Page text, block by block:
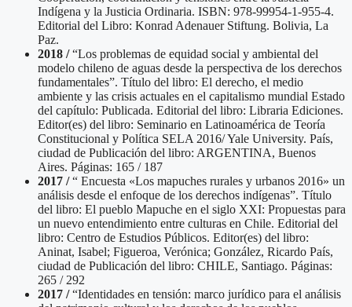
Indígena y la Justicia Ordinaria. ISBN: 978-99954-1-955-4.
Editorial del Libro: Konrad Adenauer Stiftung. Bolivia, La
Paz.
2018 /“Los problemas de equidad social y ambiental del
modelo chileno de aguas desde la perspectiva de los derechos
fundamentales”. Título del libro: El derecho, el medio
ambiente y las crisis actuales en el capitalismo mundial Estado
del capítulo: Publicada. Editorial del libro: Libraria Ediciones.
Editor(es) del libro: Seminario en Latinoamérica de Teoría
Constitucional y Política SELA 2016/ Yale University. País,
ciudad de Publicación del libro: ARGENTINA, Buenos
Aires. Páginas: 165 / 187
2017 /“ Encuesta «Los mapuches rurales y urbanos 2016» un
análisis desde el enfoque de los derechos indígenas”. Título
del libro: El pueblo Mapuche en el siglo XXI: Propuestas para
un nuevo entendimiento entre culturas en Chile. Editorial del
libro: Centro de Estudios Públicos. Editor(es) del libro:
Aninat, Isabel; Figueroa, Verónica; González, Ricardo País,
ciudad de Publicación del libro: CHILE, Santiago. Páginas:
265 / 292
2017 /“Identidades en tensión: marco jurídico para el análisis